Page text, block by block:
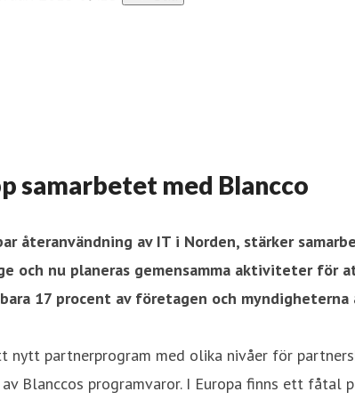
samarbetet med Blancco
återanvändning av IT i Norden, stärker
och nu planeras gemensamma aktiviteter för
17 procent av företagen och
nytt partnerprogram med olika nivåer för
Blanccos programvaror. I Europa finns ett fåtal